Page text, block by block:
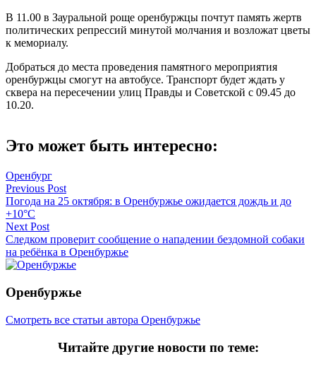
В 11.00 в Зауральной роще оренбуржцы почтут память жертв
политических репрессий минутой молчания и возложат цветы
к мемориалу.
Добраться до места проведения памятного мероприятия
оренбуржцы смогут на автобусе. Транспорт будет ждать у
сквера на пересечении улиц Правды и Советской с 09.45 до
10.20.
Это может быть интересно:
Оренбург
Навигация
по
записям
Previous Post
Погода на 25 октября: в Оренбуржье ожидается дождь и до
+10°C
Next Post
Следком проверит сообщение о нападении бездомной собаки
на ребёнка в Оренбуржье
Оренбуржье
Смотреть все статьи автора Оренбуржье
Читайте другие новости по теме: